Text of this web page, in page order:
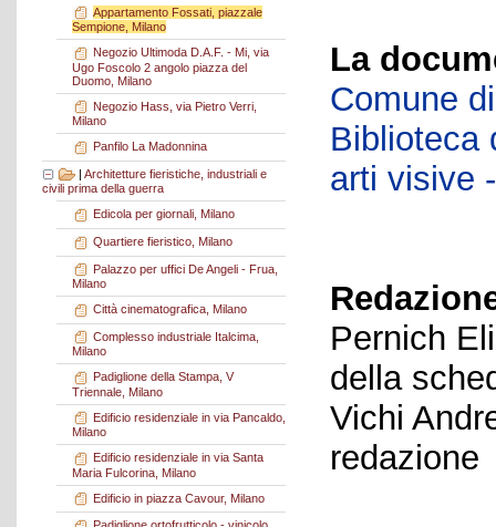
Appartamento Fossati, piazzale
Sempione, Milano
Negozio Ultimoda D.A.F. - Mi, via
Ugo Foscolo 2 angolo piazza del
Duomo, Milano
Negozio Hass, via Pietro Verri,
Milano
Panfilo La Madonnina
| Architetture fieristiche, industriali e
civili prima della guerra
Edicola per giornali, Milano
Quartiere fieristico, Milano
Palazzo per uffici De Angeli - Frua,
Milano
Città cinematografica, Milano
Complesso industriale Italcima,
Milano
Padiglione della Stampa, V
Triennale, Milano
Edificio residenziale in via Pancaldo,
Milano
Edificio residenziale in via Santa
Maria Fulcorina, Milano
Edificio in piazza Cavour, Milano
La
Comune
Biblioteca
arti visive
Pernich
della
Vichi
redazione